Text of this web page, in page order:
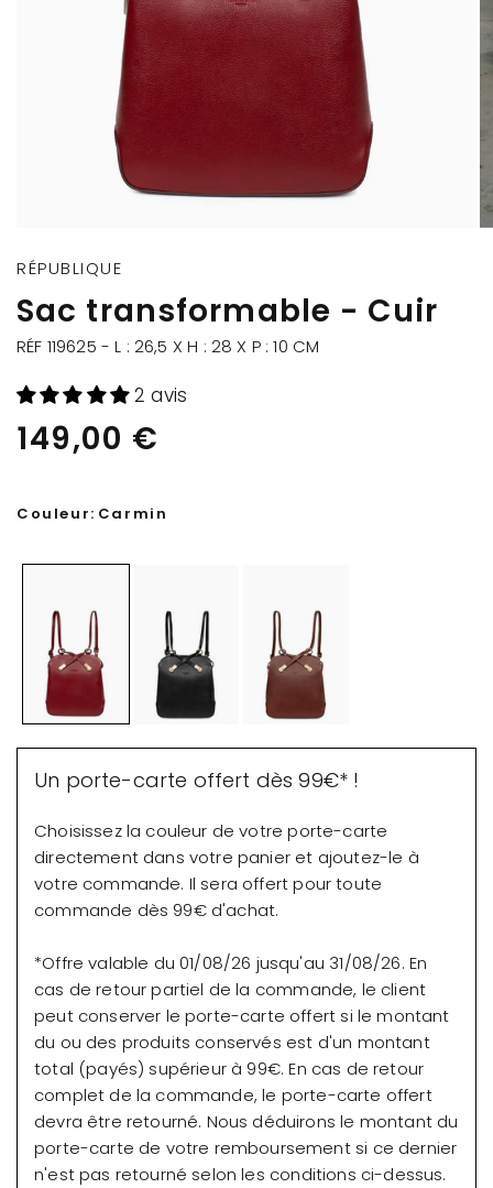
RÉPUBLIQUE
Sac transformable - Cuir
RÉF 119625 - L : 26,5 X H : 28 X P : 10 CM
2 avis
149,00 €
Couleur: Carmin
Un porte-carte offert dès 99€* !
Choisissez la couleur de votre porte-carte
directement dans votre panier et ajoutez-le à
votre commande. Il sera offert pour toute
commande dès 99€ d'achat.
*Offre valable du 01/08/26 jusqu'au 31/08/26. En
cas de retour partiel de la commande, le client
peut conserver le porte-carte offert si le montant
du ou des produits conservés est d'un montant
total (payés) supérieur à 99€. En cas de retour
complet de la commande, le porte-carte offert
devra être retourné. Nous déduirons le montant du
porte-carte de votre remboursement si ce dernier
n'est pas retourné selon les conditions ci-dessus.